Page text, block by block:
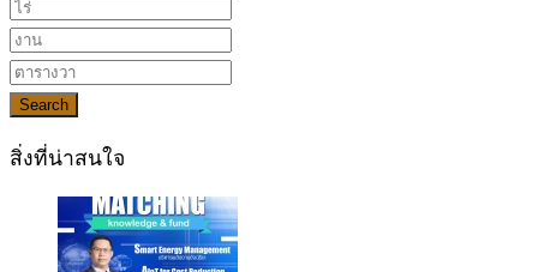
Search
สิ่งที่น่าสนใจ